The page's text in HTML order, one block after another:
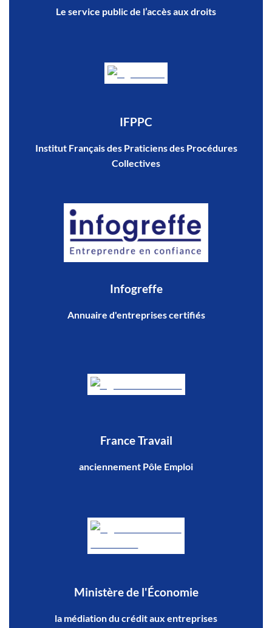
Le service public de l’accès aux droits
IFPPC
Institut Français des Praticiens des Procédures
Collectives
Infogreffe
Annuaire d'entreprises certifiés
France Travail
anciennement Pôle Emploi
Ministère de l'Économie
la médiation du crédit aux entreprises